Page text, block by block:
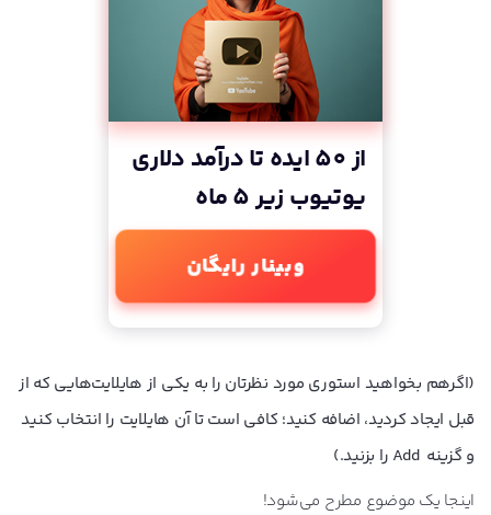
از 50 ایده تا درآمد دلاری
یوتیوب زیر 5 ماه
وبینار رایگان
(اگرهم بخواهید استوری مورد نظرتان را به یکی از هایلایت‌هایی که از
قبل ایجاد کردید، اضافه کنید؛ کافی است تا آن هایلایت را انتخاب کنید
و گزینه Add را بزنید.)
اینجا یک موضوع مطرح می‌شود!